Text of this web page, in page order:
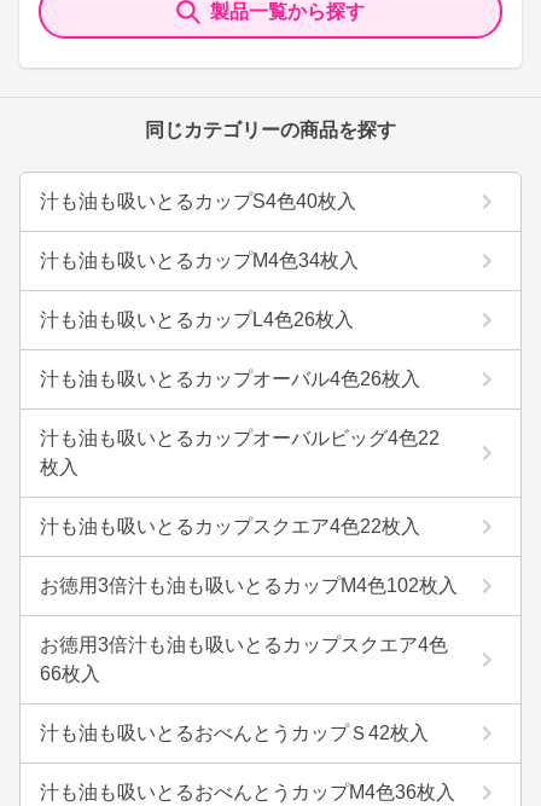
製品一覧から探す
同じカテゴリーの商品を探す
汁も油も吸いとるカップS4色40枚入
汁も油も吸いとるカップM4色34枚入
汁も油も吸いとるカップL4色26枚入
汁も油も吸いとるカップオーバル4色26枚入
汁も油も吸いとるカップオーバルビッグ4色22
枚入
汁も油も吸いとるカップスクエア4色22枚入
お徳用3倍汁も油も吸いとるカップM4色102枚入
お徳用3倍汁も油も吸いとるカップスクエア4色
66枚入
汁も油も吸いとるおべんとうカップＳ42枚入
汁も油も吸いとるおべんとうカップM4色36枚入